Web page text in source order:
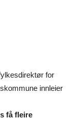
for
innleier
få fleire